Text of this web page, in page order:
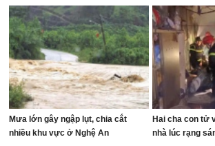
Mưa lớn gây ngập lụt, chia cắt
nhiều khu vực ở Nghệ An
Hai cha con tử
nhà lúc rạng